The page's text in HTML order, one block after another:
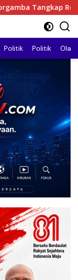
Pembobol Madina
Politik Politik